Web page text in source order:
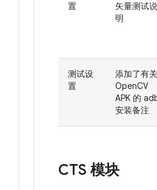
置
矢量测试说
明
测试设
置
添加了有关
OpenCV
APK 的
安装备注
CTS 模块